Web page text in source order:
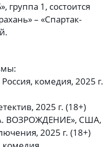
группа 1, состоится
– «Спартак-
комедия, 2025 г.
2025 г. (18+)
ВОЗРОЖДЕНИЕ», США,
2025 г. (18+)